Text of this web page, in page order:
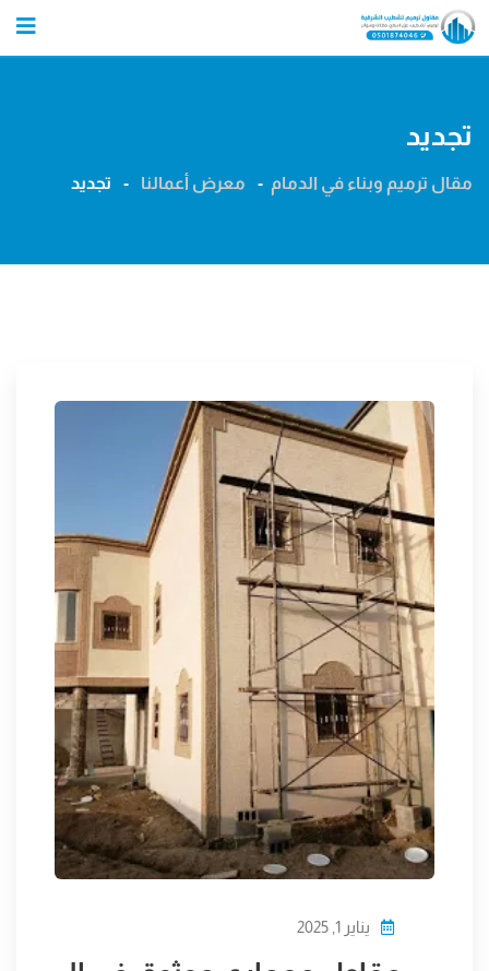
Skip
تجديد
مقال ترميم وبناء في الدمام - معرض أعمالنا - تجديد
يناير 1, 2025